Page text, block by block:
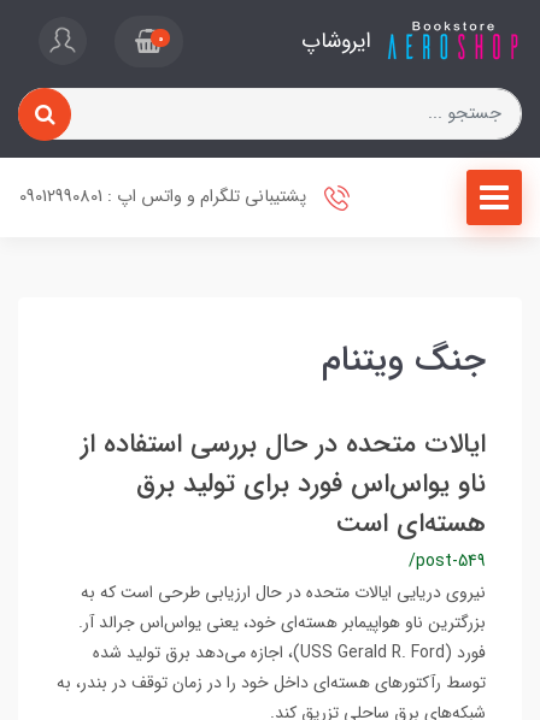
ایروشاپ 0
پشتیبانی تلگرام و واتس اپ : 09012990801
جنگ ویتنام
ایالات متحده در حال بررسی استفاده از
ناو یو‌اس‌اس فورد برای تولید برق
هسته‌ای است
/post-549
نیروی دریایی ایالات متحده در حال ارزیابی طرحی است که به
بزرگترین ناو هواپیمابر هسته‌ای خود، یعنی یو‌اس‌اس جرالد آر.
فورد (USS Gerald R. Ford)، اجازه می‌دهد برق تولید شده
توسط رآکتورهای هسته‌ای داخل خود را در زمان توقف در بندر، به
شبکه‌های برق ساحلی تزریق کند.